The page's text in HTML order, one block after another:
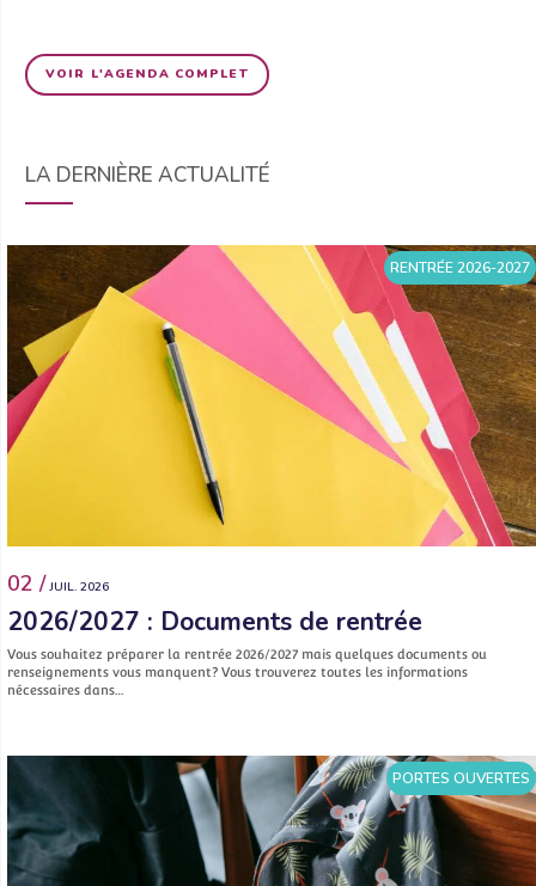
VOIR L'AGENDA COMPLET
LA DERNIÈRE ACTUALITÉ
RENTRÉE 2026-2027
02 / JUIL. 2026
2026/2027 : Documents de rentrée
Vous souhaitez préparer la rentrée 2026/2027 mais quelques documents ou
renseignements vous manquent? Vous trouverez toutes les informations
nécessaires dans…
PORTES OUVERTES